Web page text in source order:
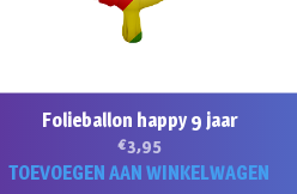
Folieballon happy 9 jaar
€3,95
TOEVOEGEN AAN WINKELWAGEN